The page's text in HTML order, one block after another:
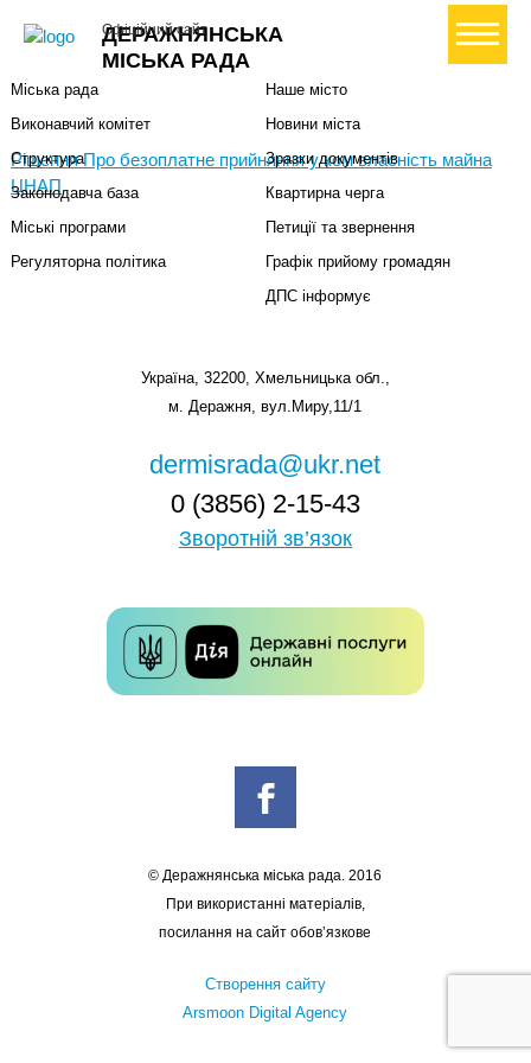
ДЕРАЖНЯНСЬКА
МІСЬКА РАДА
Офіційний сайт+ Створити петицію
Рiшення Про безоплатне прийняння у ком власнiсть майна
ЦНАП
Міський голова
Міська рада
Виконавчий комітет
Структура
Законодавча база
Міські програми
Регуляторна політика
Наше місто
Новини міста
Зразки документів
Квартирна черга
Петиції та звернення
Графік прийому громадян
ДПС інформує
Україна, 32200, Хмельницька обл.,
м. Деражня, вул.Миру,11/1
dermisrada@ukr.net
0 (3856) 2-15-43
Зворотній зв’язок
© Деражнянська міська рада. 2016
При використанні матеріалів,
посилання на сайт обов’язкове
Створення сайту
Arsmoon Digital Agency